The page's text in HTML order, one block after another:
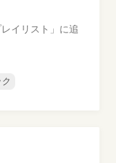
イリスト」に追